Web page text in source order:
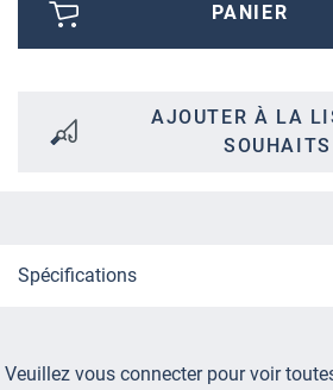
PANIER
AJOUTER À LA
SOUHAITS
Spécifications
Veuillez vous connecter pour voir